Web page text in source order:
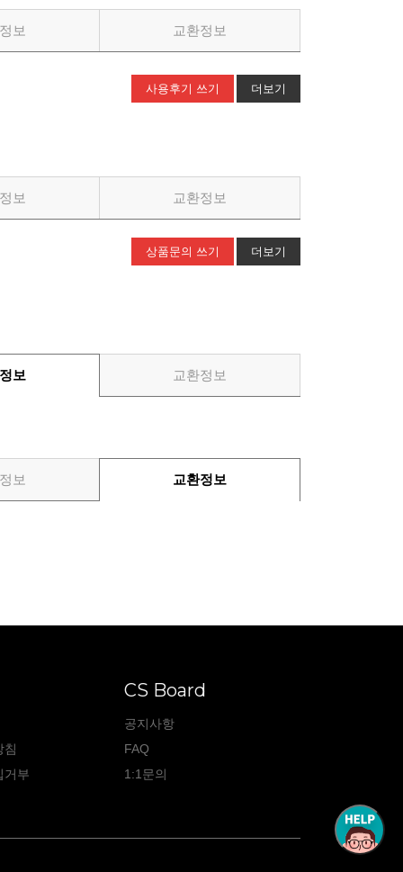
보 교환정보
사용후기 쓰기 더보기
보 교환정보
상품문의 쓰기 더보기
보 교환정보
보 교환정보
침
거부
CS Board
공지사항
FAQ
1:1문의